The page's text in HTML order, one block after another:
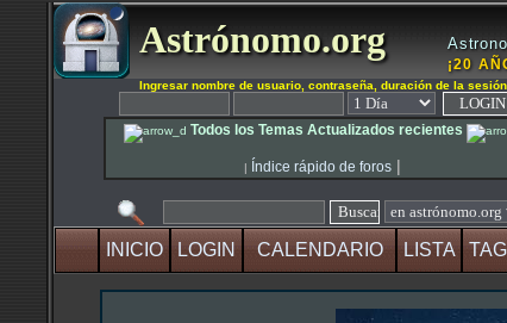
Astrónomo.org
¡20
Ingresar nombre de usuario, contraseña, duración de la sesión
Todos los Temas Actualizados recientes
| Índice rápido de foros |
INICIO LOGIN CALENDARIO LISTA